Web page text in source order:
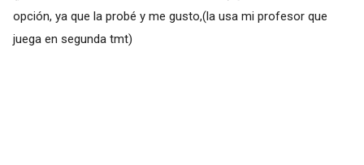
opción, ya que la probé y me gusto,(la usa mi profesor que
juega en segunda tmt)